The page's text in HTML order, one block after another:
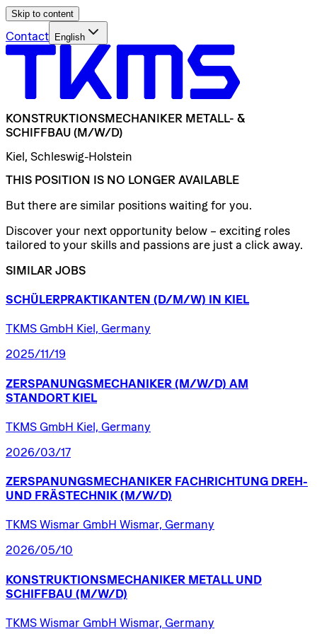
Skip to content
Contact English
KONSTRUKTIONSMECHANIKER METALL- &
SCHIFFBAU (M/W/D)
Kiel, Schleswig-Holstein
THIS POSITION IS NO LONGER AVAILABLE
But there are similar positions waiting for you.
Discover your next opportunity below – exciting roles
tailored to your skills and passions are just a click away.
SIMILAR JOBS
SCHÜLERPRAKTIKANTEN (D/​M/​W) IN KIEL
TKMS GmbH Kiel, Germany
2025/11/19
ZERSPANUNGSMECHANIKER (M/W/D) AM
STANDORT KIEL
TKMS GmbH Kiel, Germany
2026/03/17
ZERSPANUNGSMECHANIKER FACHRICHTUNG DREH-
UND FRÄSTECHNIK (M/W/D)
TKMS Wismar GmbH Wismar, Germany
2026/05/10
KONSTRUKTIONSMECHANIKER METALL UND
SCHIFFBAU (M/W/D)
TKMS Wismar GmbH Wismar, Germany